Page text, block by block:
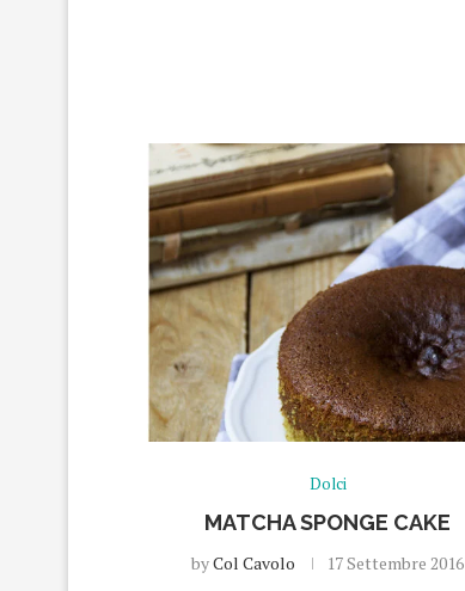
Dolci
MATCHA SPONGE CAKE
byCol Cavolo 17 Settembre 2016